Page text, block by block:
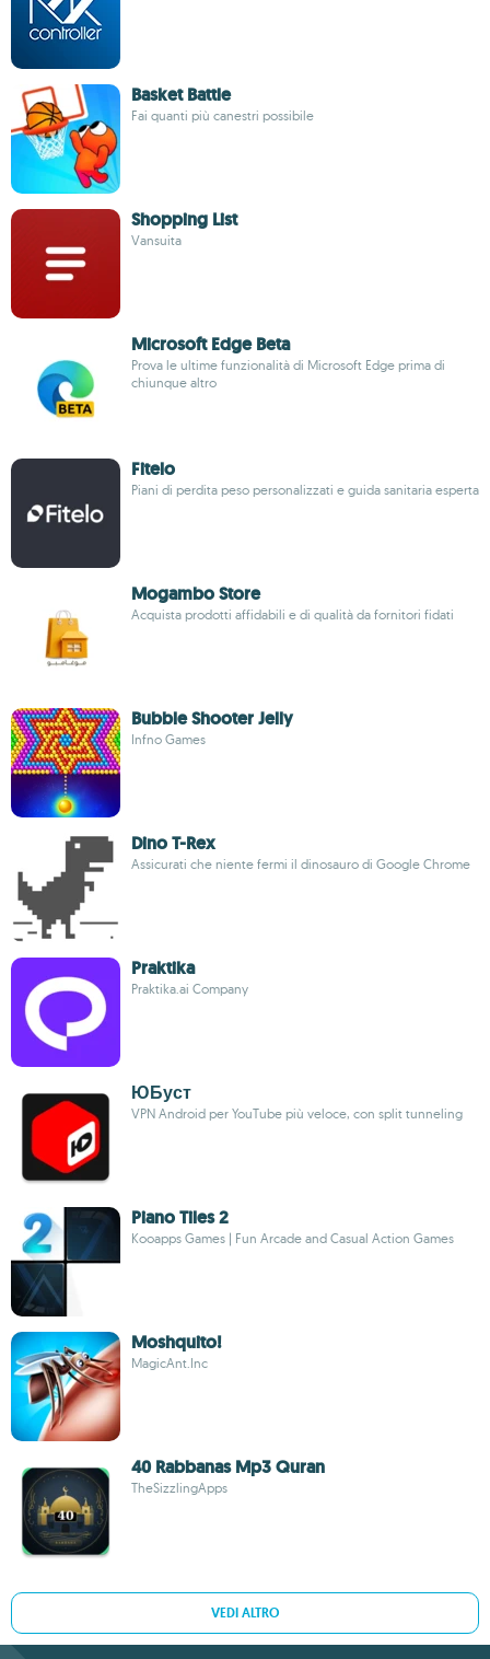
Basket Battle
Fai quanti più canestri possibile
Shopping List
Vansuita
Microsoft Edge Beta
Prova le ultime funzionalità di Microsoft Edge prima di
chiunque altro
Fitelo
Piani di perdita peso personalizzati e guida sanitaria esperta
Mogambo Store
Acquista prodotti affidabili e di qualità da fornitori fidati
Bubble Shooter Jelly
Infno Games
Dino T-Rex
Assicurati che niente fermi il dinosauro di Google Chrome
Praktika
Praktika.ai Company
ЮБуст
VPN Android per YouTube più veloce, con split tunneling
Piano Tiles 2
Kooapps Games | Fun Arcade and Casual Action Games
Moshquito!
MagicAnt.Inc
40 Rabbanas Mp3 Quran
TheSizzlingApps
VEDI ALTRO